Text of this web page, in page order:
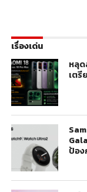
เรื่องเด่น
หลุ
เตรี
ป้อ